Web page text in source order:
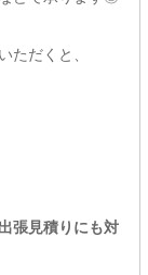
ただくと、
張見積りにも対